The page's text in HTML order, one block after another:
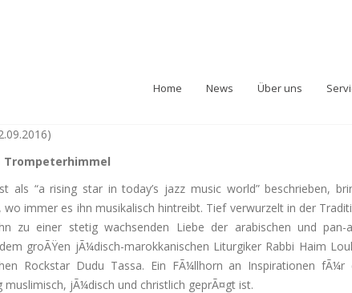
Home News Über uns
Trompeterhimmel
als “a rising star in today’s jazz music world” beschrieben,
immer es ihn musikalisch hintreibt. Tief verwurzelt in der
zu einer stetig wachsenden Liebe der arabischen und pan-
groÃŸen jÃ¼disch-marokkanischen Liturgiker Rabbi Haim
Rockstar Dudu Tassa. Ein FÃ¼llhorn an Inspirationen
jÃ¼disch und christlich geprÃ¤gt ist.